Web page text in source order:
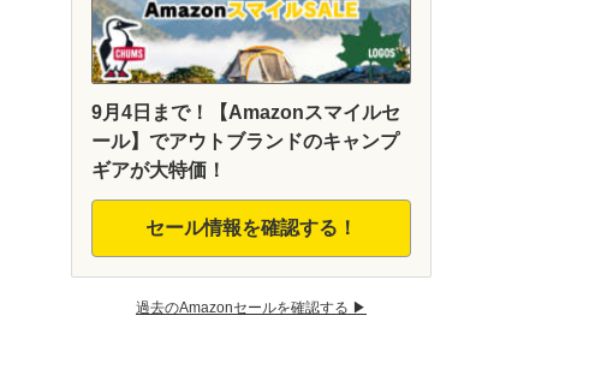
9月4日まで！【Amazonスマイルセ
ール】でアウトブランドのキャンプ
ギアが大特価！
セール情報を確認する！
過去のAmazonセールを確認する ▶︎